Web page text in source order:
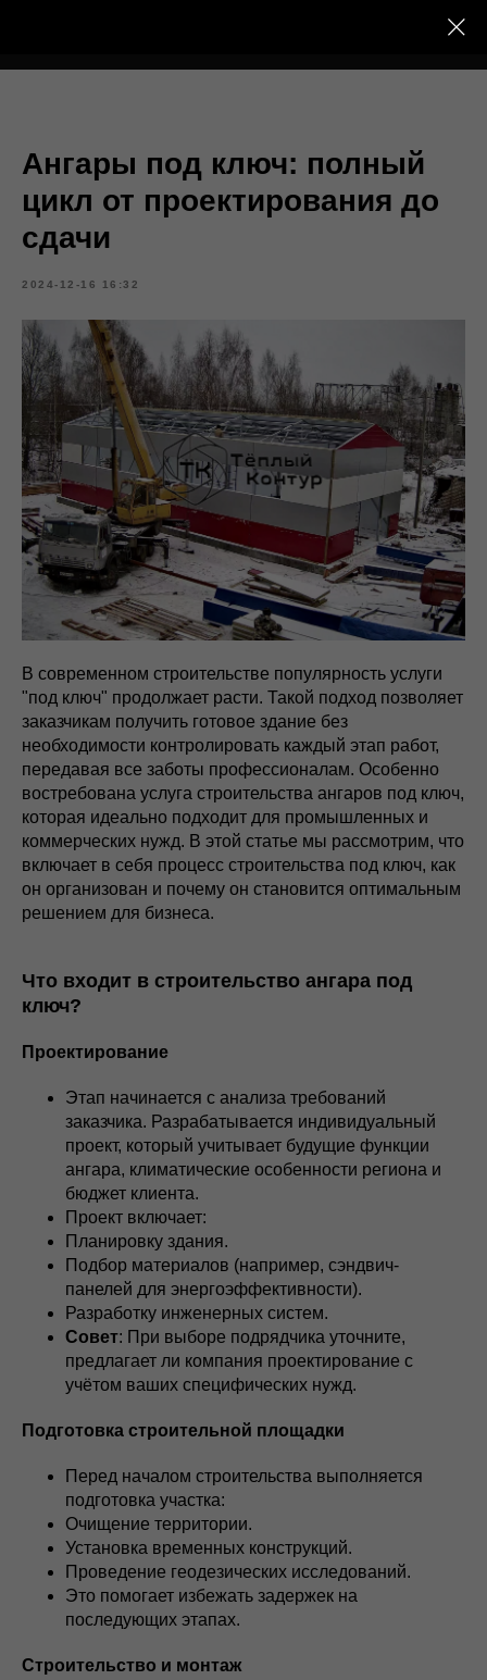
Ангары под ключ: полный
цикл от проектирования до
сдачи
2024-12-16 16:32
В современном строительстве популярность услуги
"под ключ" продолжает расти. Такой подход позволяет
заказчикам получить готовое здание без
необходимости контролировать каждый этап работ,
передавая все заботы профессионалам. Особенно
востребована услуга строительства ангаров под ключ,
которая идеально подходит для промышленных и
коммерческих нужд. В этой статье мы рассмотрим, что
включает в себя процесс строительства под ключ, как
он организован и почему он становится оптимальным
решением для бизнеса.
Что входит в строительство ангара под
ключ?
Проектирование
Этап начинается с анализа требований
заказчика. Разрабатывается индивидуальный
проект, который учитывает будущие функции
ангара, климатические особенности региона и
бюджет клиента.
Проект включает:
Планировку здания.
Подбор материалов (например, сэндвич-
панелей для энергоэффективности).
Разработку инженерных систем.
Совет: При выборе подрядчика уточните,
предлагает ли компания проектирование с
учётом ваших специфических нужд.
Подготовка строительной площадки
Перед началом строительства выполняется
подготовка участка:
Очищение территории.
Установка временных конструкций.
Проведение геодезических исследований.
Это помогает избежать задержек на
последующих этапах.
Строительство и монтаж